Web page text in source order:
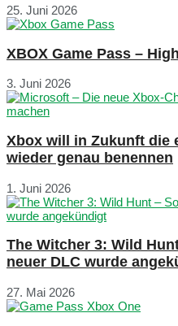
25. Juni 2026
XBOX Game Pass –
3. Juni 2026
Xbox will in Zukunft die
wieder genau benennen
1. Juni 2026
The Witcher 3: Wild
neuer DLC wurde
27. Mai 2026